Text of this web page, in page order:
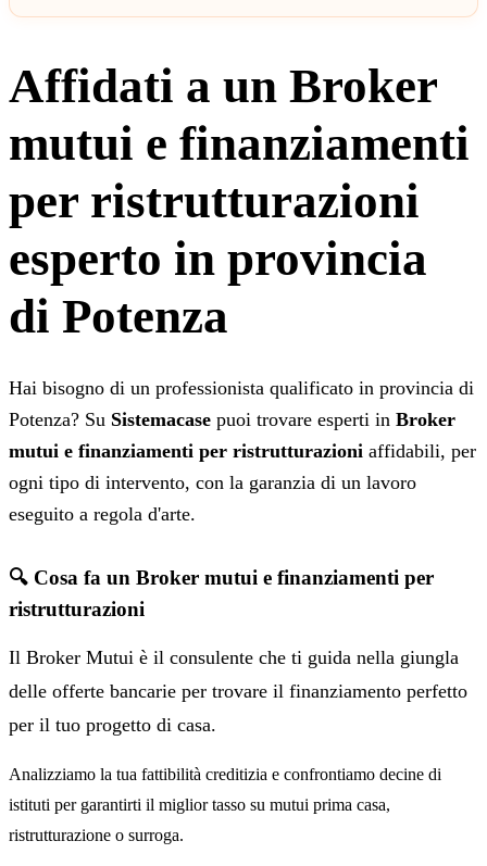
Affidati a un Broker
mutui e finanziamenti
per ristrutturazioni
esperto in provincia
di Potenza
Hai bisogno di un professionista qualificato in provincia di
Potenza? Su Sistemacase puoi trovare esperti in Broker
mutui e finanziamenti per ristrutturazioni affidabili, per
ogni tipo di intervento, con la garanzia di un lavoro
eseguito a regola d'arte.
🔍 Cosa fa un Broker mutui e finanziamenti per
ristrutturazioni
Il Broker Mutui è il consulente che ti guida nella giungla
delle offerte bancarie per trovare il finanziamento perfetto
per il tuo progetto di casa.
Analizziamo la tua fattibilità creditizia e confrontiamo decine di
istituti per garantirti il miglior tasso su mutui prima casa,
ristrutturazione o surroga.